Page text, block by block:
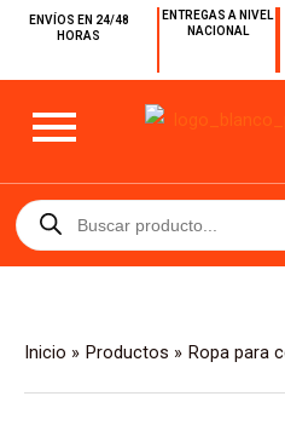
contenido
ENVÍOS EN 24/48
HORAS
ENTREGAS A NIVEL
NACIONAL
Búsqueda
de
productos
Inicio Productos Ropa para
Sorted
by
latest